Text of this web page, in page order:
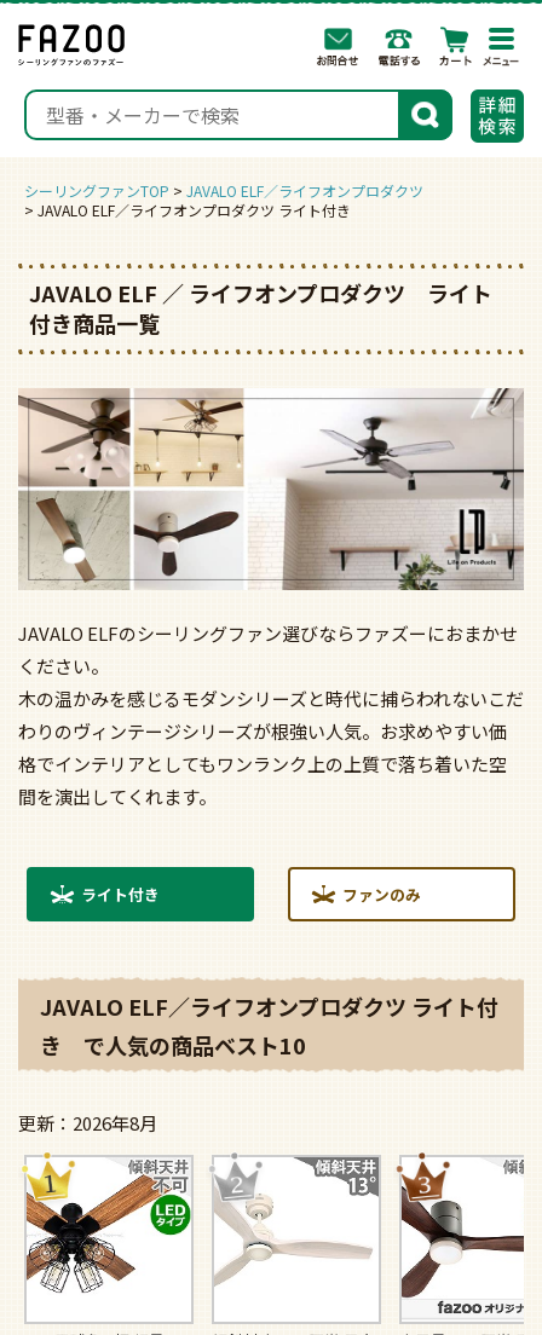
検索
シーリングファンTOP
JAVALO ELF／ライフオンプロダクツ
JAVALO ELF／ライフオンプロダクツ ライト付き
JAVALO ELF ／ ライフオンプロダクツ ライト
付き商品一覧
JAVALO ELFのシーリングファン選びならファズーにおまかせ
ください。
木の温かみを感じるモダンシリーズと時代に捕らわれないこだ
わりのヴィンテージシリーズが根強い人気。お求めやすい価
格でインテリアとしてもワンランク上の上質で落ち着いた空
間を演出してくれます。
ライト付き ファンのみ
JAVALO ELF／ライフオンプロダクツ ライト付
き で人気の商品ベスト10
2026年8月